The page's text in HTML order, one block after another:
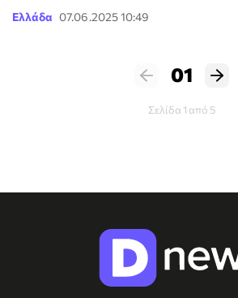
Ελλάδα 07.06.2025 10:49
01
Σελίδα 1 από 5